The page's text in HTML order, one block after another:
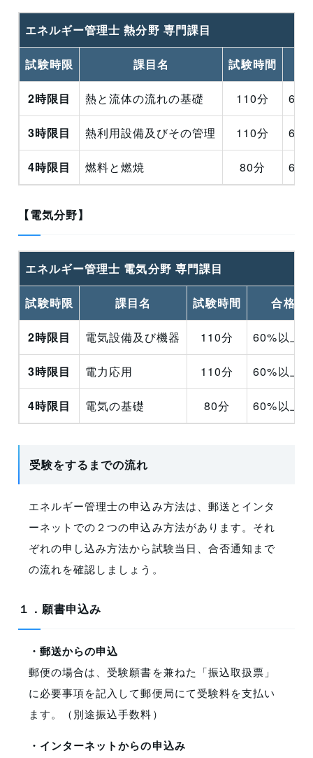
エネルギー管理士 熱分野 専門課目
試験時限 課目名 試験時間
2時限目 熱と流体の流れの基礎 110分
3時限目 熱利用設備及びその管理 110分
4時限目 燃料と燃焼 80分
【電気分野】
エネルギー管理士 電気分野 専門課目
試験時限 課目名 試験時間 合格基
2時限目 電気設備及び機器 110分 60%以上
3時限目 電力応用 110分 60%以上
4時限目 電気の基礎 80分 60%以上
受験をするまでの流れ
エネルギー管理士の申込み方法は、郵送とインタ
ーネットでの２つの申込み方法があります。それ
ぞれの申し込み方法から試験当日、合否通知まで
の流れを確認しましょう。
１．願書申込み
・郵送からの申込
郵便の場合は、受験願書を兼ねた「振込取扱票」
に必要事項を記入して郵便局にて受験料を支払い
ます。（別途振込手数料）
・インターネットからの申込み